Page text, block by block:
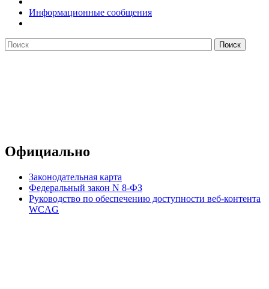
Информационные сообщения
Официально
Законодательная карта
Федеральный закон N 8-ФЗ
Руководство по обеспечению доступности веб-контента
WCAG